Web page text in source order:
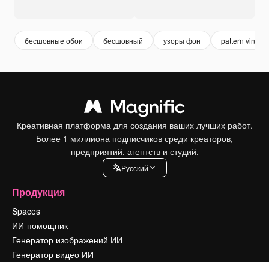
бесшовные обои бесшовный узоры фон pattern vintage
Креативная платформа для создания ваших лучших работ.
Более 1 миллиона подписчиков среди креаторов,
предприятий, агентств и студий.
Pусский
Продукция
Spaces
ИИ-помощник
Генератор изображений ИИ
Генератор видео ИИ